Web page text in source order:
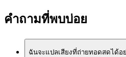
คำถามที่พบบ่อย
ฉันจะแปลเสียงที่ถ่ายทอดสดได้อ